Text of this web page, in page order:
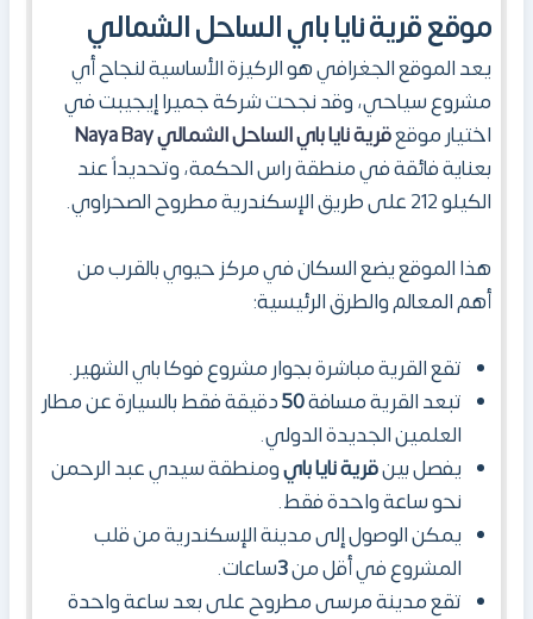
موقع قرية نايا باي الساحل الشمالي
يعد الموقع الجغرافي هو الركيزة الأساسية لنجاح أي
مشروع سياحي، وقد نجحت شركة جميرا إيجيبت في
اختيار موقعقرية نايا باي الساحل الشمالي NayaBay
بعناية فائقة في منطقة راس الحكمة، وتحديداً عند
الكيلو 212 على طريق الإسكندرية مطروح الصحراوي.
هذا الموقع يضع السكان في مركز حيوي بالقرب من
أهم المعالم والطرق الرئيسية:
تقع القريةمباشرة بجوار مشروع فوكا باي الشهير.
تبعد القرية مسافة50دقيقة فقط بالسيارة عن مطار
العلمين الجديدة الدولي.
يفصل بينقرية نايا بايومنطقة سيدي عبد الرحمن
نحو ساعة واحدة فقط.
يمكن الوصول إلى مدينة الإسكندرية من قلب
المشروع في أقل من3ساعات.
تقع مدينة مرسى مطروح على بعد ساعة واحدة